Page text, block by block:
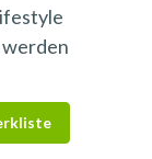
werden